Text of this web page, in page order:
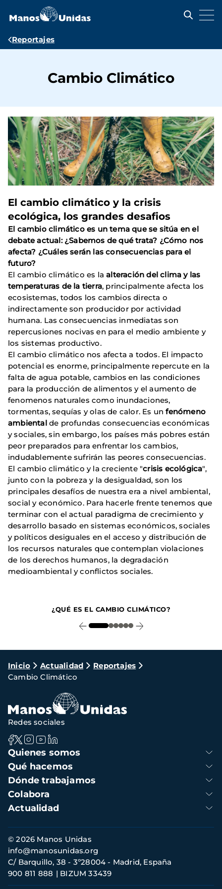
contenido
Ruta
Reportajes
Cambio Climático
El cambio climático y la crisis
ecológica, los grandes desafios
El cambio climático es un tema que se sitúa en el
debate actual: ¿Sabemos de qué trata? ¿Cómo nos
afecta? ¿Cuáles serán las consecuencias para el
futuro?
El cambio climático es laalteración del clima y las
temperaturas de la tierra, principalmente afecta los
ecosistemas, todos los cambios directa o
indirectamente son producidor por actividad
humana. Las consecuencias inmediatas son
repercusiones nocivas en para el medio ambiente y
los sistemas productivo.
El cambio climático nos afecta a todos. El impacto
potencial es enorme, principalmente repercute en la
falta de agua potable, cambios en las condiciones
para la producción de alimentos y el aumento de
fenomenos naturales como inundaciones,
tormentas, sequías y olas de calor. Es unfenómeno
ambiental de profundas consecuencias económicas
y sociales, sin embargo, los países más pobres están
peor preparados para enfrentar los cambios,
indudablemente sufrirán las peores consecuencias.
El cambio climático y la creciente "crisis ecológica",
junto con la pobreza y la desigualdad, son los
principales desafíos de nuestra era a nivel ambiental,
social y económico. Para hacerle frente tenemos que
terminar con el actual paradigma de crecimiento y
desarrollo basado en sistemas económicos, sociales
y políticos desiguales en el acceso y distribución de
los recursos naturales que contemplan violaciones
de los derechos humanos, la degradación
medioambiental y conflictos sociales.
¿QUÉ ES EL CAMBIO CLIMÁTICO?
Ruta
de
navegación
Inicio Actualidad
Reportajes
Cambio Climático
Navegación
principal
Quienes somos
Qué hacemos
Dónde trabajamos
Colabora
Actualidad
Redes sociales
Información
de
contacto
© 2026 Manos Unidas
C/ Barquillo, 38 - 3º28004 - Madrid, España
900 811 888
BIZUM 33439
info@manosunidas.org